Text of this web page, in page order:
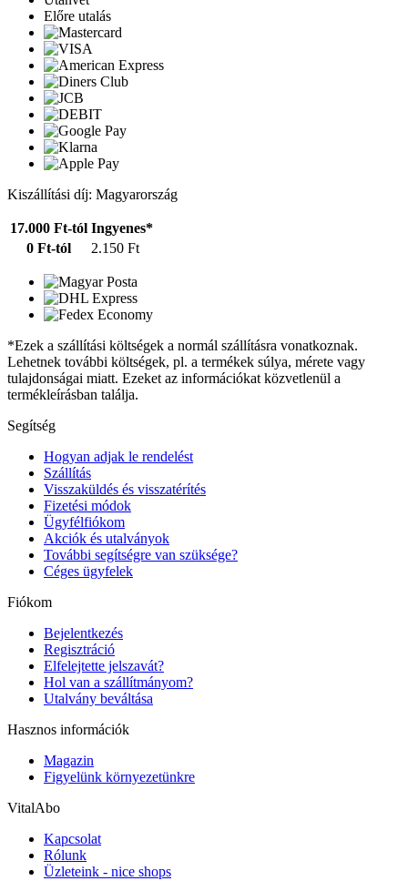
Előre utalás
Kiszállítási díj: Magyarország
17.000 Ft-tól Ingyenes*
0 Ft-tól
2.150 Ft
*Ezek a szállítási költségek a normál szállításra vonatkoznak.
Lehetnek további költségek, pl. a termékek súlya, mérete vagy
tulajdonságai miatt. Ezeket az információkat közvetlenül a
termékleírásban találja.
Segítség
Hogyan adjak le rendelést
Szállítás
Visszaküldés és visszatérítés
Fizetési módok
Ügyfélfiókom
Akciók és utalványok
További segítségre van szüksége?
Céges ügyfelek
Fiókom
Bejelentkezés
Regisztráció
Elfelejtette jelszavát?
Hol van a szállítmányom?
Utalvány beváltása
Hasznos információk
Magazin
Figyelünk környezetünkre
VitalAbo
Kapcsolat
Rólunk
Üzleteink - nice shops